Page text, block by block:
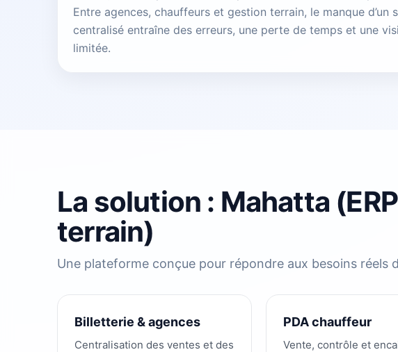
Entre agences, chauffeurs et gestion terrain, le manque d’un
centralisé entraîne des erreurs, une perte de temps et une
limitée.
La solution : Mahatta
terrain)
Une plateforme conçue pour répondre aux besoins réels
Billetterie & agences
Centralisation des ventes et des
PDA chauffeur
Vente, contrôle et